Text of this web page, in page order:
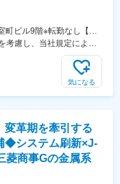
町ビル9階※転勤なし【ア
4分東京メトロ各線「三
考慮し、当社規定により
万円となります
気になる
変革期を牽引する
◆システム刷新×J-
菱商事Gの金属系